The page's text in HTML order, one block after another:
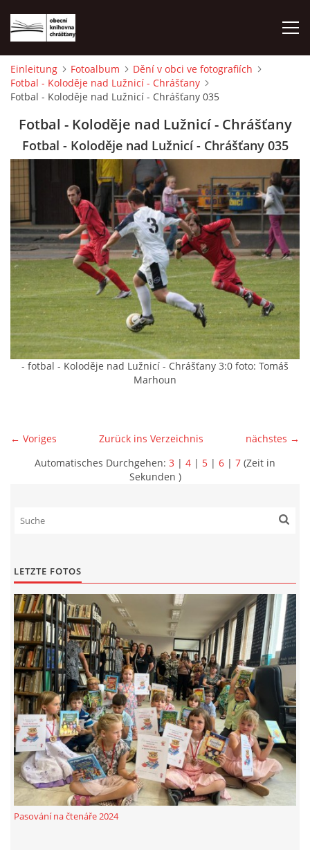
EINLEITUNG
FOTOALBUM
© 2026 eStránky.cz |WebSlice |Drucken|Aktualisiert: 1. 8. 2026|
Nach oben ↑
Einleitung Fotoalbum
Dění v obci ve fotografiích
Fotbal - Koloděje nad Lužnicí - Chrášťany
Fotbal - Koloděje nad Lužnicí - Chrášťany 035
Fotbal - Koloděje nad Lužnicí - Chrášťany
Fotbal - Koloděje nad Lužnicí - Chrášťany 035
- fotbal - Koloděje nad Lužnicí - Chrášťany 3:0 foto: Tomáš
Marhoun
← Voriges nächstes →
Zurück ins Verzeichnis
Automatisches Durchgehen: 3 | 4 | 5 | 6 | 7 (Zeit in
Sekunden )
LETZTE FOTOS
Pasování na čtenáře 2024